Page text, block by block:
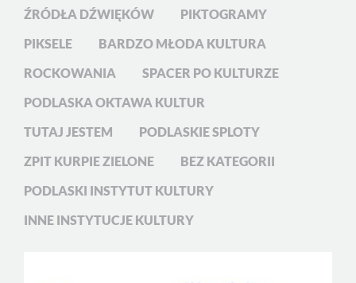
ŹRÓDŁA DŹWIĘKÓW
PIKTOGRAMY
PIKSELE
BARDZO MŁODA KULTURA
ROCKOWANIA
SPACER PO KULTURZE
PODLASKA OKTAWA KULTUR
TUTAJ JESTEM
PODLASKIE SPLOTY
ZPIT KURPIE ZIELONE
BEZ KATEGORII
PODLASKI INSTYTUT KULTURY
INNE INSTYTUCJE KULTURY